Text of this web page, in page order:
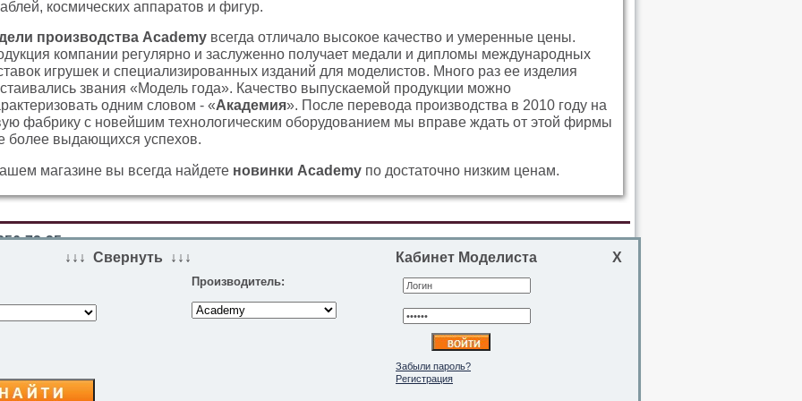
космических аппаратов и фигур.
производства Academy всегда отличало высокое качество и умеренные цены.
компании регулярно и заслуженно получает медали и дипломы международных
игрушек и специализированных изданий для моделистов. Много раз ее изделия
звания «Модель года». Качество выпускаемой продукции можно
одним словом - «Академия». После перевода производства в 2010 году на
фабрику с новейшим технологическим оборудованием мы вправе ждать от этой фирмы
более выдающихся успехов.
магазине вы всегда найдете новинки Academy по достаточно низким ценам.
72-35
самолетов
ВИЗИТКА:
↓↓↓ Свернуть ↓↓↓ Кабинет Моделиста Х
Производитель:
Забыли пароль?
Регистрация